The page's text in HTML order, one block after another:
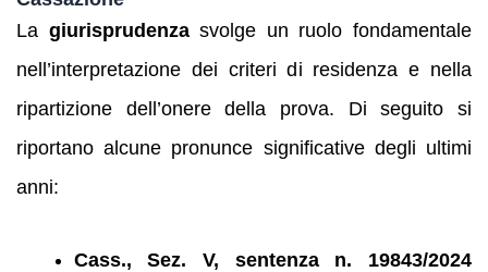
La giurisprudenzasvolge un ruolo fondamentale
nell’interpretazione dei criteri di residenza e nella
ripartizione dell’onere della prova. Di seguito si
riportano alcune pronunce significative degli ultimi
anni:
Cass., Sez. V, sentenza n. 19843/2024